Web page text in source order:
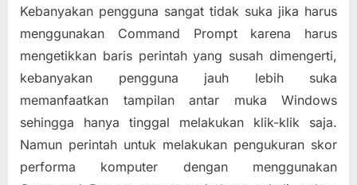
Kebanyakan pengguna sangat tidak suka jika harus
menggunakan Command Prompt karena harus
mengetikkan baris perintah yang susah dimengerti,
kebanyakan pengguna jauh lebih suka
memanfaatkan tampilan antar muka Windows
sehingga hanya tinggal melakukan klik-klik saja.
Namun perintah untuk melakukan pengukuran skor
performa komputer dengan menggunakan